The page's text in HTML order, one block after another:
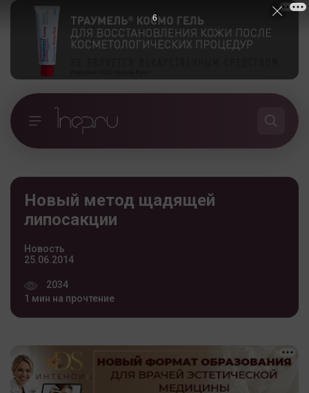
Новый метод щадящей
липосакции
Новость
25.06.2014
2034
1 мин на прочтение
5